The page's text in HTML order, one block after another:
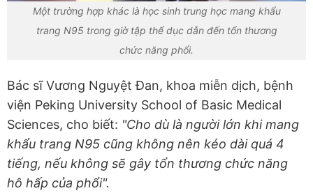
Một trường hợp khác là học sinh trung học mang khẩu
trang N95 trong giờ tập thể dục dẫn đến tổn thương
chức năng phổi.
Bác sĩ Vương Nguyệt Đan, khoa miễn dịch, bệnh
viện Peking University School of Basic Medical
Sciences, cho biết: "Cho dù là người lớn khi mang
khẩu trang N95 cũng không nên kéo dài quá 4
tiếng, nếu không sẽ gây tổn thương chức năng
hô hấp của phổi".